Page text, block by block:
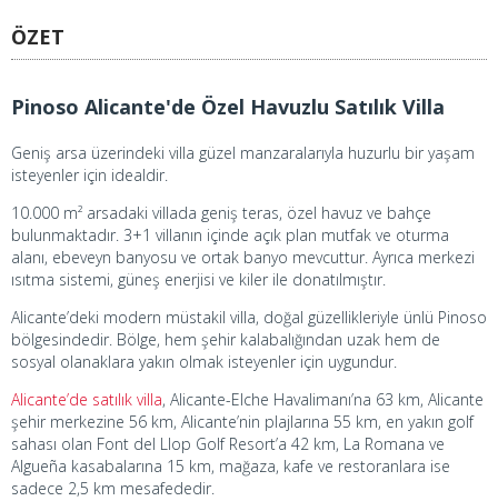
ÖZET
Pinoso Alicante'de Özel Havuzlu Satılık Villa
Geniş arsa üzerindeki villa güzel manzaralarıyla huzurlu bir yaşam
isteyenler için idealdir.
10.000 m² arsadaki villada geniş teras, özel havuz ve bahçe
bulunmaktadır. 3+1 villanın içinde açık plan mutfak ve oturma
alanı, ebeveyn banyosu ve ortak banyo mevcuttur. Ayrıca merkezi
ısıtma sistemi, güneş enerjisi ve kiler ile donatılmıştır.
Alicante’deki modern müstakil villa, doğal güzellikleriyle ünlü Pinoso
bölgesindedir. Bölge, hem şehir kalabalığından uzak hem de
sosyal olanaklara yakın olmak isteyenler için uygundur.
Alicante’de satılık villa, Alicante-Elche Havalimanı’na 63 km, Alicante
şehir merkezine 56 km, Alicante’nin plajlarına 55 km, en yakın golf
sahası olan Font del Llop Golf Resort’a 42 km, La Romana ve
Algueña kasabalarına 15 km, mağaza, kafe ve restoranlara ise
sadece 2,5 km mesafededir.